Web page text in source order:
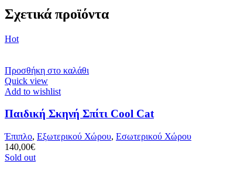
Σχετικά προϊόντα
Hot
Προσθήκη στο καλάθι
Quick view
Add to wishlist
Παιδική Σκηνή Σπίτι Cool Cat
Έπιπλο, Εξωτερικού Χώρου, Εσωτερικού Χώρου
140,00€
Sold out